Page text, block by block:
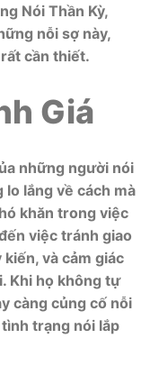
Nói Thần Kỳ,
nỗi sợ này,
cần thiết.
Giá
những người nói
lo lắng về cách mà
khăn trong việc
việc tránh giao
và cảm giác
Khi họ không tự
càng củng cố nỗi
trạng nói lắp